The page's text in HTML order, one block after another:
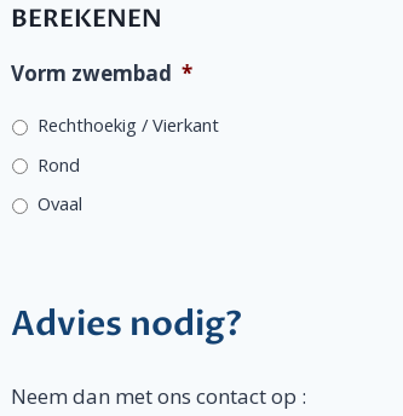
BEREKENEN
Vorm zwembad *
Rechthoekig / Vierkant
Rond
Ovaal
Advies nodig?
Neem dan met ons contact op :